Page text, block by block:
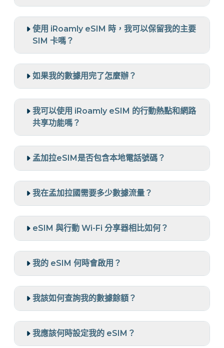
使用 iRoamly eSIM 時，我可以保留我的主要
SIM 卡嗎？
如果我的數據用完了怎麼辦？
我可以使用 iRoamly eSIM 的行動熱點和網路
共享功能嗎？
孟加拉eSIM是否包含本地電話號碼？
我在孟加拉國需要多少數據流量？
eSIM 與行動 Wi-Fi 分享器相比如何？
我的 eSIM 何時會啟用？
我該如何查詢我的數據餘額？
我應該何時設定我的 eSIM？